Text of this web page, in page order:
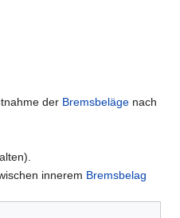
der Bremsbeläge nach
innerem Bremsbelag